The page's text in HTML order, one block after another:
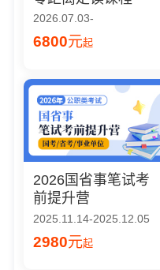
2026.07.03-
6800元起
2026国省事笔试考
前提升营
2025.11.14-2025.12.05
2980元起